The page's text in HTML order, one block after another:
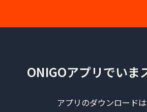
ONIGOアプリでいま
アプリのダウンロード